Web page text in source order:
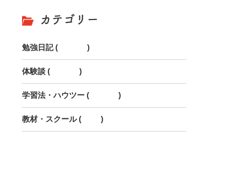
カテゴリー
勉強日記 (179)
体験談 (239)
学習法・ハウツー (147)
教材・スクール (58)